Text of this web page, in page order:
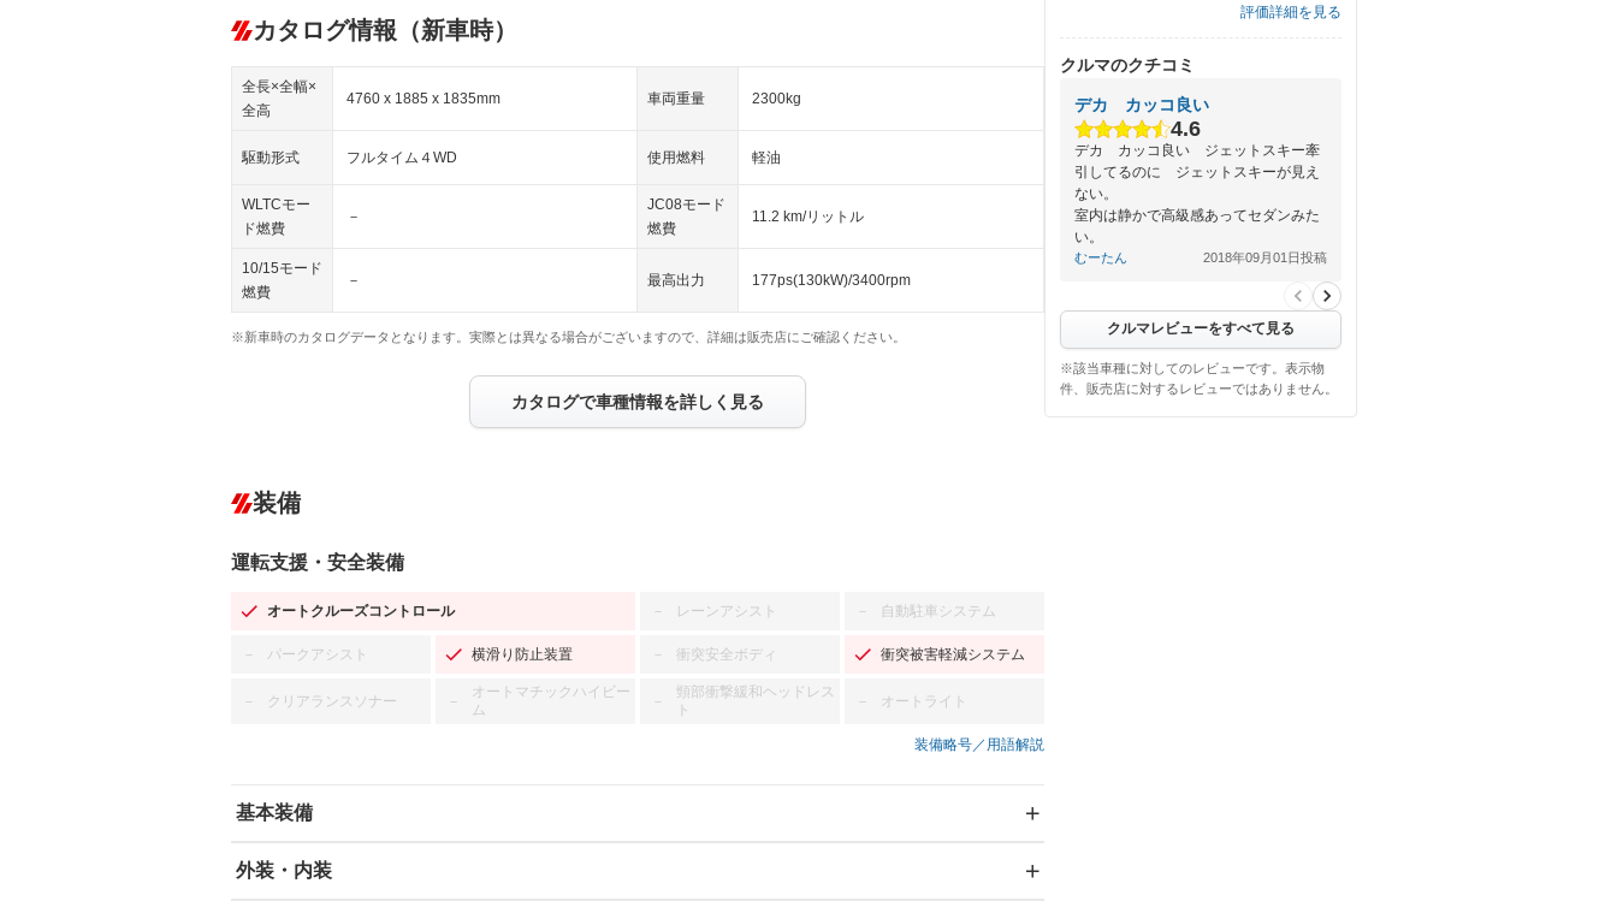
カタログ情報（新車時）
全長×全幅×
全高
4760 x 1885 x 1835mm 車両重量 2300kg
駆動形式 フルタイム４WD 使用燃料 軽油
WLTCモー
ド燃費
－
JC08モード
燃費
11.2 km/リットル
10/15モード
燃費
－ 最高出力 177ps(130kW)/3400rpm
※新車時のカタログデータとなります。実際とは異なる場合がございますので、詳細は販売店にご確認ください。
カタログで車種情報を詳しく見る
装備
運転支援・安全装備
オートクルーズコントロール － レーンアシスト － 自動駐車システム
－ パークアシスト 横滑り防止装置 － 衝突安全ボディ 衝突被害軽減システム
－ クリアランスソナー －
オートマチックハイビー
ム
－
頸部衝撃緩和ヘッドレス
ト
－ オートライト
装備略号／用語解説
基本装備
エアバッグ：運転席/助手席/サイド
外装・内装
評価詳細を見る
クルマのクチコミ
デカ カッコ良い
4.6
デカ カッコ良い ジェットスキー牽
引してるのに ジェットスキーが見え
ない。
室内は静かで高級感あってセダンみた
い。
むーたん 2018年09月01日投稿
クルマレビューをすべて見る
※該当車種に対してのレビューです。表示物
件、販売店に対するレビューではありません。